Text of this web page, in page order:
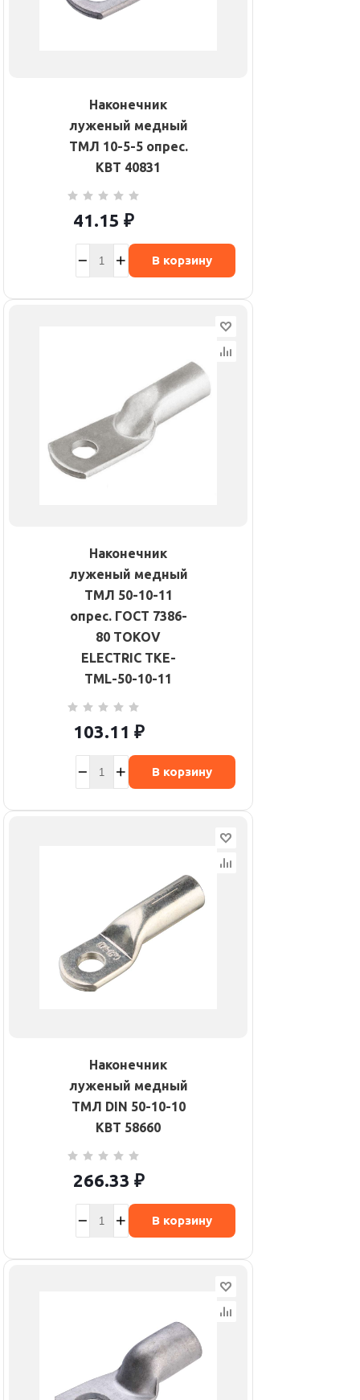
Наконечник
луженый медный
ТМЛ 10-5-5 опрес.
КВТ 40831
41.15 ₽
В корзину
Наконечник
луженый медный
ТМЛ 50-10-11
опрес. ГОСТ 7386-
80 TOKOV
ELECTRIC TKE-
TML-50-10-11
103.11 ₽
В корзину
Наконечник
луженый медный
ТМЛ DIN 50-10-10
КВТ 58660
266.33 ₽
В корзину